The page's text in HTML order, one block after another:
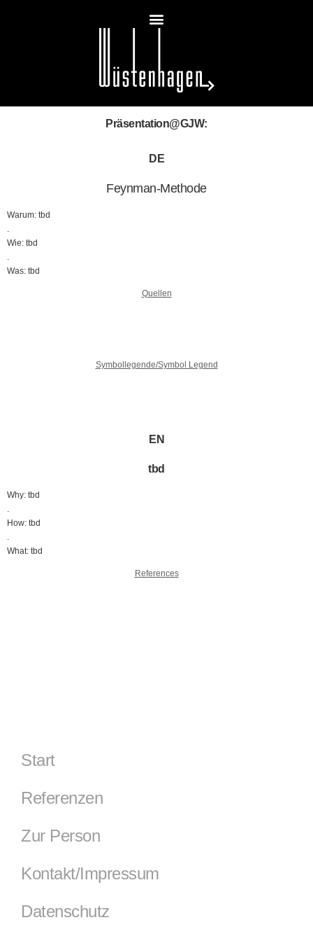
Präsentation@GJW:
DE
Feynman-Methode
Warum: tbd
.
Wie: tbd
.
Was: tbd
Quellen
Symbollegende/Symbol Legend
EN
tbd
Why: tbd
.
How: tbd
.
What: tbd
References
Start
Referenzen
Zur Person
Kontakt/Impressum
Datenschutz